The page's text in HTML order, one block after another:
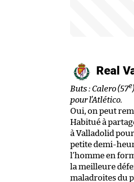
Real
Buts : Calero (57e
pour l’Atlético.
Oui, on peut
Habitué à
à Valladolid
petite demi-
l’homme en
la meilleure
maladroites du